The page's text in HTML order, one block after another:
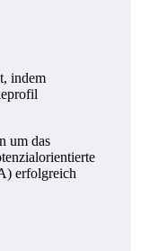
indem
um das
erfolgreich